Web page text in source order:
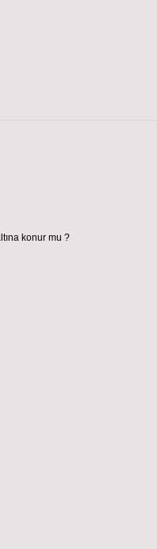
konur mu ?